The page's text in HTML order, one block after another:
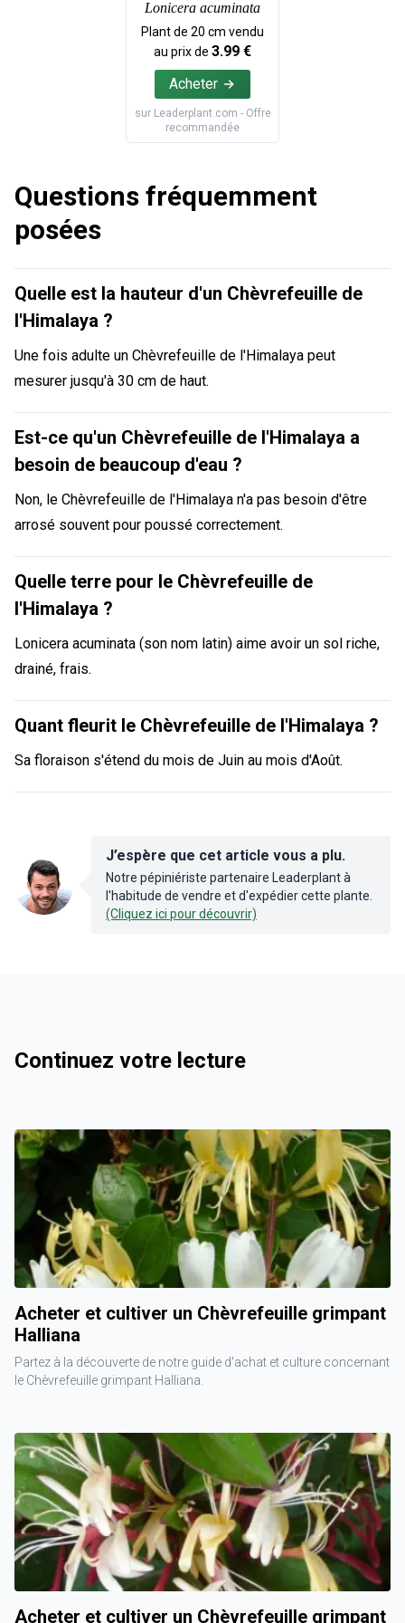
Lonicera acuminata
Plant de 20 cm vendu
au prix de 3.99 €
Acheter
sur Leaderplant.com - Offre
recommandée
Questions fréquemment
posées
Quelle est la hauteur d'un Chèvrefeuille de
l'Himalaya ?
Une fois adulte un Chèvrefeuille de l'Himalaya peut
mesurer jusqu'à 30 cm de haut.
Est-ce qu'un Chèvrefeuille de l'Himalaya a
besoin de beaucoup d'eau ?
Non, le Chèvrefeuille de l'Himalaya n'a pas besoin d'être
arrosé souvent pour poussé correctement.
Quelle terre pour le Chèvrefeuille de
l'Himalaya ?
Lonicera acuminata (son nom latin) aime avoir un sol riche,
drainé, frais.
Quant fleurit le Chèvrefeuille de l'Himalaya ?
Sa floraison s'étend du mois de Juin au mois d'Août.
J’espère que cet article vous a plu.
Notre pépiniériste partenaire Leaderplant à
l'habitude de vendre et d'expédier cette plante.
(Cliquez ici pour découvrir)
Continuez votre lecture
Acheter et cultiver un Chèvrefeuille grimpant
Halliana
Partez à la découverte de notre guide d'achat et culture concernant
le Chèvrefeuille grimpant Halliana.
Acheter et cultiver un Chèvrefeuille grimpant